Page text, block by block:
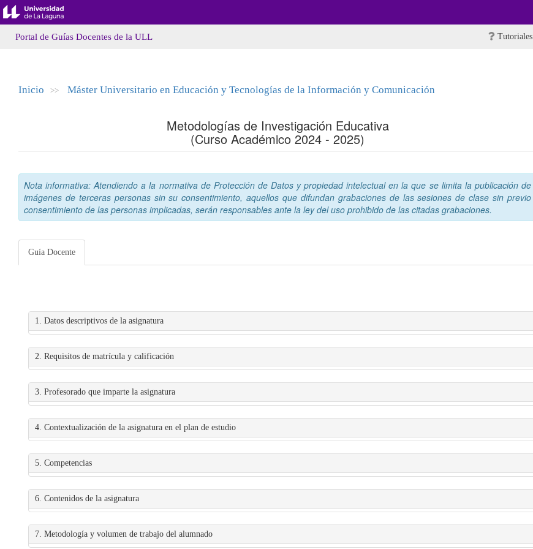
Portal de Guías Docentes de la ULL Tutoriales
Inicio >> Máster Universitario en Educación y Tecnologías de la Información y Comunicación
Metodologías de Investigación Educativa
(Curso Académico 2024 - 2025)
Nota informativa: Atendiendo a la normativa de Protección de Datos y propiedad intelectual en la que se limita la publicación de
imágenes de terceras personas sin su consentimiento, aquellos que difundan grabaciones de las sesiones de clase sin previo
consentimiento de las personas implicadas, serán responsables ante la ley del uso prohibido de las citadas grabaciones.
Guía Docente
1. Datos descriptivos de la asignatura
2. Requisitos de matrícula y calificación
3. Profesorado que imparte la asignatura
4. Contextualización de la asignatura en el plan de estudio
5. Competencias
6. Contenidos de la asignatura
7. Metodología y volumen de trabajo del alumnado